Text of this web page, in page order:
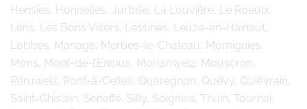
Hensies, Honnelles, Jurbise, La Louvière, Le Roeulx,
Lens, Les Bons Villers, Lessines, Leuze-en-Hainaut,
Lobbes, Manage, Merbes-le-Château, Momignies,
Mons, Mont-de-l’Enclus, Morlanwelz, Mouscron,
Péruwelz, Pont-à-Celles, Quaregnon, Quévy, Quiévrain,
Saint-Ghislain, Seneffe, Silly, Soignies, Thuin, Tournai,